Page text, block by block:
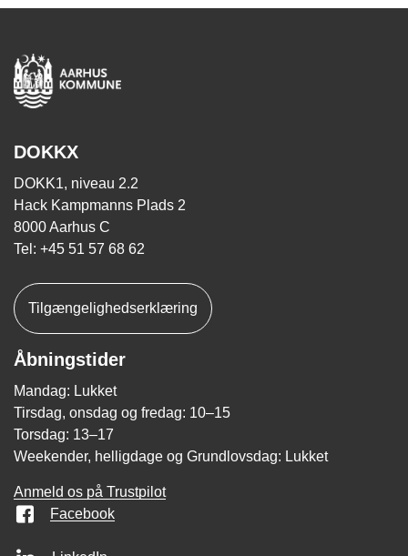
DOKKX
DOKK1, niveau 2.2
Hack Kampmanns Plads 2
8000 Aarhus C
Tel: +45 51 57 68 62
Tilgængelighedserklæring
Åbningstider
Mandag: Lukket
Tirsdag, onsdag og fredag: 10–15
Torsdag: 13–17
Weekender, helligdage og Grundlovsdag: Lukket
Anmeld os på Trustpilot
Facebook